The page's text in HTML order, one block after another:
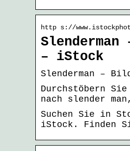
http s://
– iStock
Slenderman –
Durchstöbern
nach slender
Suchen Sie in
iStock. Finden